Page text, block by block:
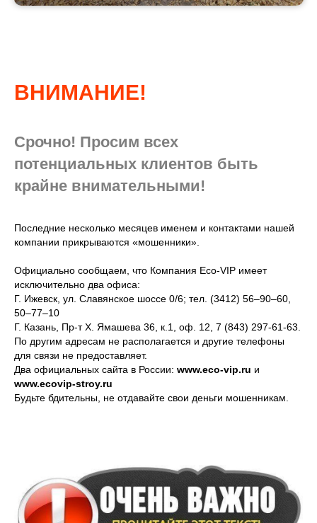
ВНИМАНИЕ!
Срочно! Просим всех
потенциальных клиентов быть
крайне внимательными!
Последние несколько месяцев именем и контактами нашей
компании прикрываются «мошенники».
Официально сообщаем, что Компания Eco-VIP имеет
исключительно два офиса:
Г. Ижевск, ул. Славянское шоссе 0/6; тел. (3412) 56–90–60,
50–77–10
Г. Казань, Пр-т Х. Ямашева 36, к.1, оф. 12, 7 (843) 297-61-63.
По другим адресам не располагается и другие телефоны
для связи не предоставляет.
Два официальных сайта в России: www.eco-vip.ru и
www.ecovip-stroy.ru
Будьте бдительны, не отдавайте свои деньги мошенникам.